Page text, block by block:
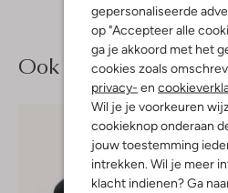
gepersonaliseerde
op "Accepteer alle
ga je akkoord met het
cookies zoals
privacy- en
Wil je je voorkeuren
cookieknop onderaan
jouw toestemming
intrekken. Wil je meer
klacht indienen? Ga
Ook iets voor jou?